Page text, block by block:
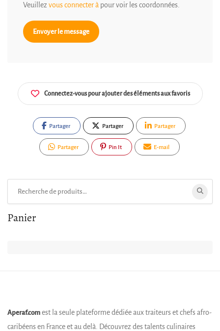
Veuillez vous connecter à pour voir les coordonnées.
Envoyer le message
Connectez-vous pour ajouter des éléments aux favoris
Partager Partager Partager
Partager Pin It E-mail
Panier
Aperaf.com est la seule plateforme dédiée aux traiteurs et chefs afro-
caribéens en France et au delà. Découvrez des talents culinaires